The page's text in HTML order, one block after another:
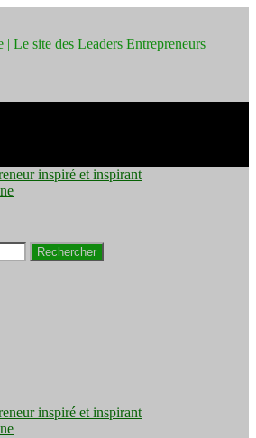
Pourquoi
inspiré et inspirant
inspiré et inspirant